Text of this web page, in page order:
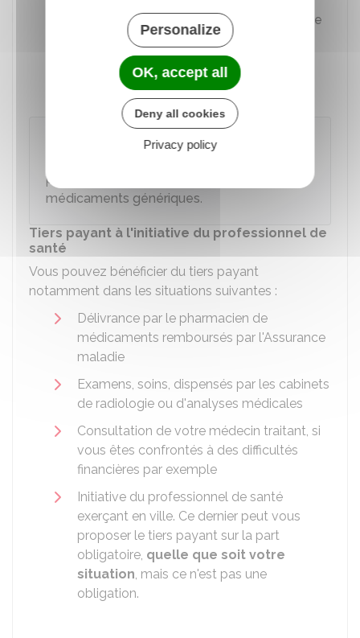
Vous faites une
interruption volontaire de
grossesse (IVG)
Vous recevez des soins après avoir été
blessée lors un acte de terrorisme.
payant
médicaments génériques.
Tiers payant à l'initiative du professionnel de
santé
Vous pouvez bénéficier du tiers payant
notamment dans les situations suivantes :
Délivrance par le pharmacien de
médicaments remboursés par l'Assurance
maladie
Examens, soins, dispensés par les cabinets
de radiologie ou d'analyses médicales
Consultation de votre médecin traitant, si
vous êtes confrontés à des difficultés
financières par exemple
Initiative du professionnel de santé
exerçant en ville. Ce dernier peut vous
proposer le tiers payant sur la part
obligatoire, quelle que soit votre
situation, mais ce n'est pas une
obligation.
Personalize
OK, accept all
Deny all cookies
Privacy policy